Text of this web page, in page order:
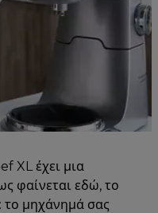
XL έχει μια
φαίνεται εδώ, το
το μηχάνημά σας